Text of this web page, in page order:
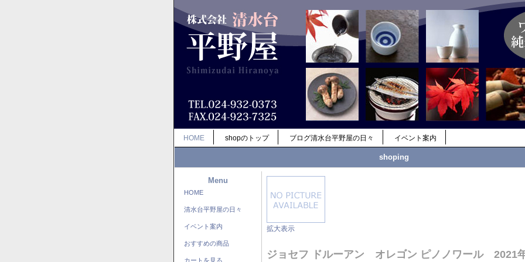
HOME shopのトップ ブログ清水台平野屋の日々 イベント案内
shoping
Menu
HOME
清水台平野屋の日々
イベント案内
おすすめの商品
カートを見る
拡大表示
ジョセフ ドルーアン オレゴン ピノノワール 2021